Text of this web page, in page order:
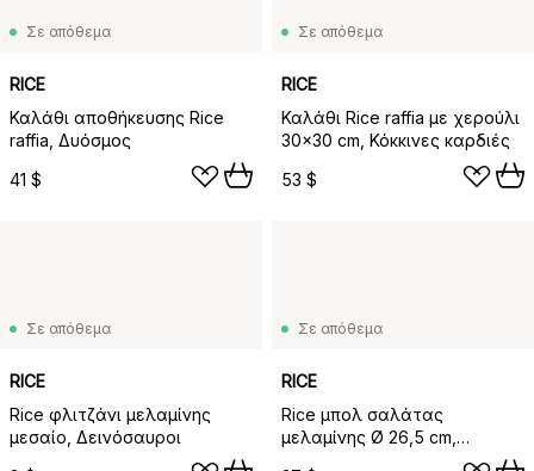
Σε απόθεμα
RICE
Καλάθι αποθήκευσης Rice
raffia, Δυόσμος
41 $
Σε απόθεμα
RICE
Καλάθι Rice raffia με χερούλι
30x30 cm, Κόκκινες καρδιές
53 $
Σε απόθεμα
RICE
Rice φλιτζάνι μελαμίνης
μεσαίο, Δεινόσαυροι
Σε απόθεμα
RICE
Rice μπολ σαλάτας
μελαμίνης Ø 26,5 cm,